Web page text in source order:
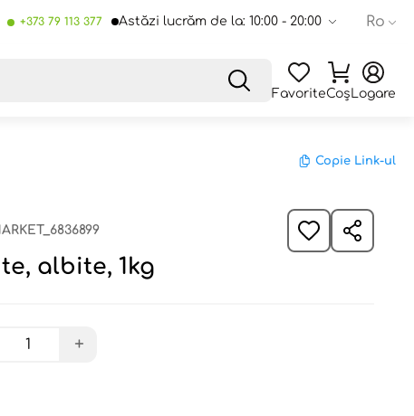
+373 79 113 377 Astăzi lucrăm de la: 10:00 - 20:00 Ro
FavoriteCoșLogare
Copie Link-ul
albite, 1kg
+